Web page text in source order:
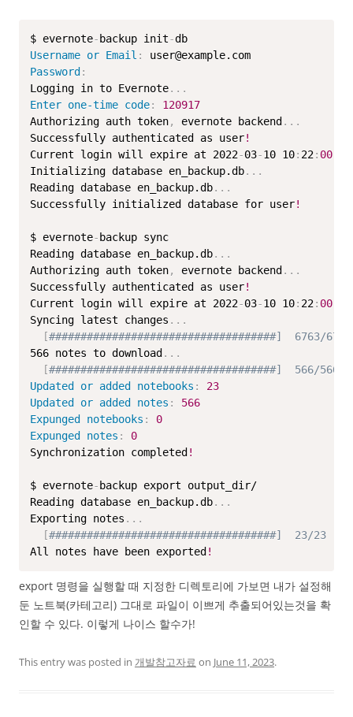
$ evernote- backup init-
Username or Email :
Password :
Logging in to Evernote...
Enter one-time code:
120917
Authorizing auth token, evernote backend ...
Successfully authenticated as user!
Current login will expire at 2022-03-10 10: 22: 00.
Initializing database en_backup.db...
Reading database en_backup.db...
Successfully initialized database for user!
$ evernote- backup sync
Reading database en_backup.db...
Authorizing auth token, evernote backend ...
Successfully authenticated as user!
Current login will expire at 2022-03-10 10: 22: 00.
Syncing latest changes ...
[####################################]  6763/6763
566 notes to download ...
[####################################]  566/566
Updated or added notebooks :
23
Updated or added notes :
566
Expunged notebooks :
0
Expunged notes :
0
Synchronization completed !
$ evernote- backup export output_dir/
Reading database en_backup.db...
Exporting notes ...
[####################################]  23/23
All notes have been exported !
export 명령을 실행할 때 지정한 디렉토리에 가보면 내가 설정해
둔 노트북(카테고리) 그대로 파일이 이쁘게 추출되어있는것을 확
인할 수 있다. 이렇게 나이스 할수가!
This entry was posted in 개발참고자료 on June 11, 2023.